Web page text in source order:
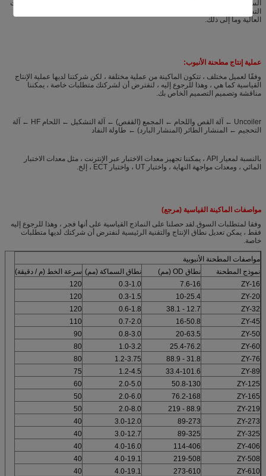
السيارات ، والسياج ، والمبادل الحراري ، وأنبوب الأثاث ، إنتاج أنابيب الضغط ، مع معدات
العالية وما إلى ذلك.
عملية إنتاج مطحنة الأنبوب:
وفقًا لعميل مختلف ، تتكون الماكينة من عملية مختلفة ، لكن شركتنا لديها عملية الإنتاج
القياسية كما هي ، وهذا للرجوع إليه ، لنفترض أن لشركتك متطلبات خاصة ، يمكننا
مناقشة وتصميم التصميم الخاص بك.
Uncoiler ← آلة القص واللحام ← المجمع (القفص) ← آلة التشكيل ← اللحام HF ← آلة
التحجيم ← المنشار الطائر (المنشار البارد) ← طاولة النفاد
بالنسبة لمعيار API ، يمكننا تجهيز معدات الاختبار عبر الإنترنت ، مثل معدات الاختبار
المائي ، ومعدات مواجهة النهاية ، واختبار UT ، واختبار ECT ، إلخ.
مواصفات الماكينة القياسية (مرجع)
وفقا لمتطلبات السوق.لقد حصلنا على النماذج القياسية على أنها فجر ، وهذا للرجوع إليه
فقط ، يمكن تعديل نطاق الإنتاج والتقنية الرئيسية لنفترض أن شركتك لديها متطلبات
خاصة.
مواصفات المطحنة الأنبوبية
نموذج المطحنة
نطاق OD (مم) نطاق السماكة (مم) سرعة الخط (م / دقيقة)
ZY-16
7.6-16
0.3-1.0
120
ZY-20
10-25.4
0.3-1.5
120
ZY-32
12.7 - 38.1
0.6-1.8
120
ZY-45
16-50.8
0.7-2.0
110
ZY-50
20-63.5
0.8-3.0
90
ZY-60
25.4-76.2
1.0-3.2
80
ZY-76
31.8 - 88.9
1.2-3.75
80
ZY-89
33.4-101.6
1.2-4.5
75
ZY-125
50.8-130
2.0-5.0
60
ZY-165
76.2-168
2.0-6.0
50
ZY-219
88.9 - 219
2.0-8.0
50
ZY-273
89-273
3.0-12.0
40
ZY-325
89-325
3.0-12.7
40
ZY-406
114-406
4.0-16.0
40
ZY-508
219-508
4.0-19.1
40
ZY-610
273-610
4.0-19.1
40